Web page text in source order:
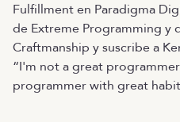
Fulfillment en Paradigma
de Extreme Programming y
Craftmanship y suscribe a
“I'm not a great
programmer with great